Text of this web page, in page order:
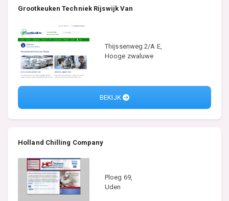
Grootkeuken Techniek Rijswijk Van
Thijssenweg 2/A E,
Hooge zwaluwe
BEKIJK
Holland Chilling Company
Ploeg 69,
Uden